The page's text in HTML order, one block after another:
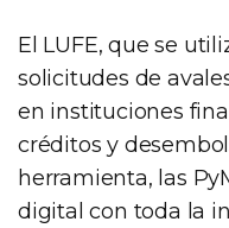
El LUFE, que se
solicitudes de
en instituciones
créditos y
herramienta, las
digital con toda la